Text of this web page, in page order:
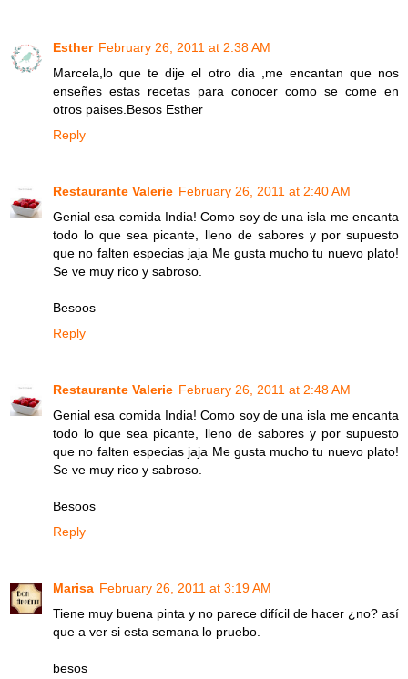
Esther February 26, 2011 at 2:38 AM
Marcela,lo que te dije el otro dia ,me encantan que nos
enseñes estas recetas para conocer como se come en
otros paises.Besos Esther
Reply
Restaurante Valerie February 26, 2011 at 2:40 AM
Genial esa comida India! Como soy de una isla me encanta
todo lo que sea picante, lleno de sabores y por supuesto
que no falten especias jaja Me gusta mucho tu nuevo plato!
Se ve muy rico y sabroso.
Besoos
Reply
Restaurante Valerie February 26, 2011 at 2:48 AM
Genial esa comida India! Como soy de una isla me encanta
todo lo que sea picante, lleno de sabores y por supuesto
que no falten especias jaja Me gusta mucho tu nuevo plato!
Se ve muy rico y sabroso.
Besoos
Reply
Marisa February 26, 2011 at 3:19 AM
Tiene muy buena pinta y no parece difícil de hacer ¿no? así
que a ver si esta semana lo pruebo.
besos